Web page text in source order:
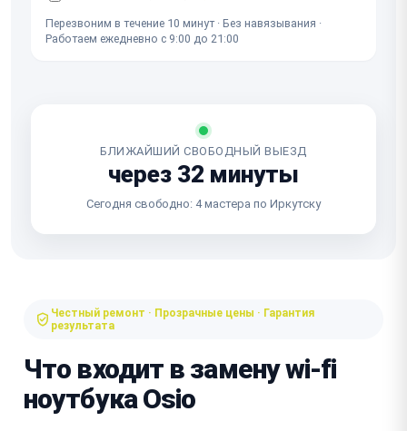
Перезвоним в течение 10 минут · Без навязывания ·
Работаем ежедневно с 9:00 до 21:00
БЛИЖАЙШИЙ СВОБОДНЫЙ ВЫЕЗД
через 32 минуты
Сегодня свободно: 4 мастера по Иркутску
Честный ремонт · Прозрачные цены · Гарантия
результата
Что входит в замену wi-fi
ноутбука Osio